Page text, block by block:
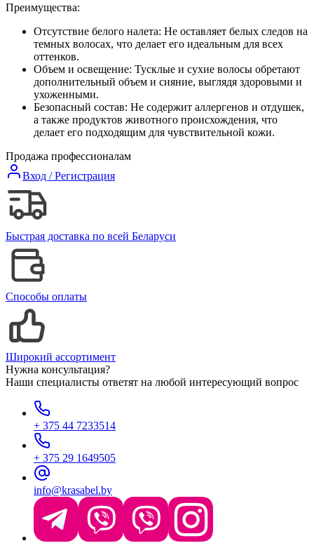
Преимущества:
Отсутствие белого налета: Не оставляет белых следов на
темных волосах, что делает его идеальным для всех
оттенков.
Объем и освещение: Тусклые и сухие волосы обретают
дополнительный объем и сияние, выглядя здоровыми и
ухоженными.
Безопасный состав: Не содержит аллергенов и отдушек,
а также продуктов животного происхождения, что
делает его подходящим для чувствительной кожи.
Продажа профессионалам
Вход / Регистрация
Быстрая доставка по всей Беларуси
Способы оплаты
Широкий ассортимент
Нужна консультация?
Наши специалисты ответят на любой интересующий вопрос
+ 375 44 7233514
+ 375 29 1649505
info@krasabel.by